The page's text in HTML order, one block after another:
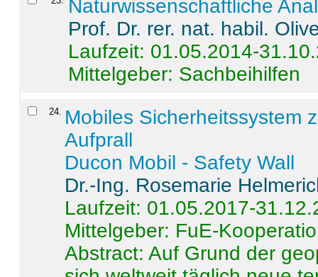
Naturwissenschaftliche
Prof. Dr. rer. nat. habil.
Laufzeit: 01.05.2014-
Mittelgeber: Sachbeihilfen
24. Mobiles Sicherheitssystem
Aufprall
Ducon Mobil - Safety Wall
Dr.-Ing. Rosemarie
Laufzeit: 01.05.2017-
Mittelgeber: FuE-
Abstract:Auf Grund der